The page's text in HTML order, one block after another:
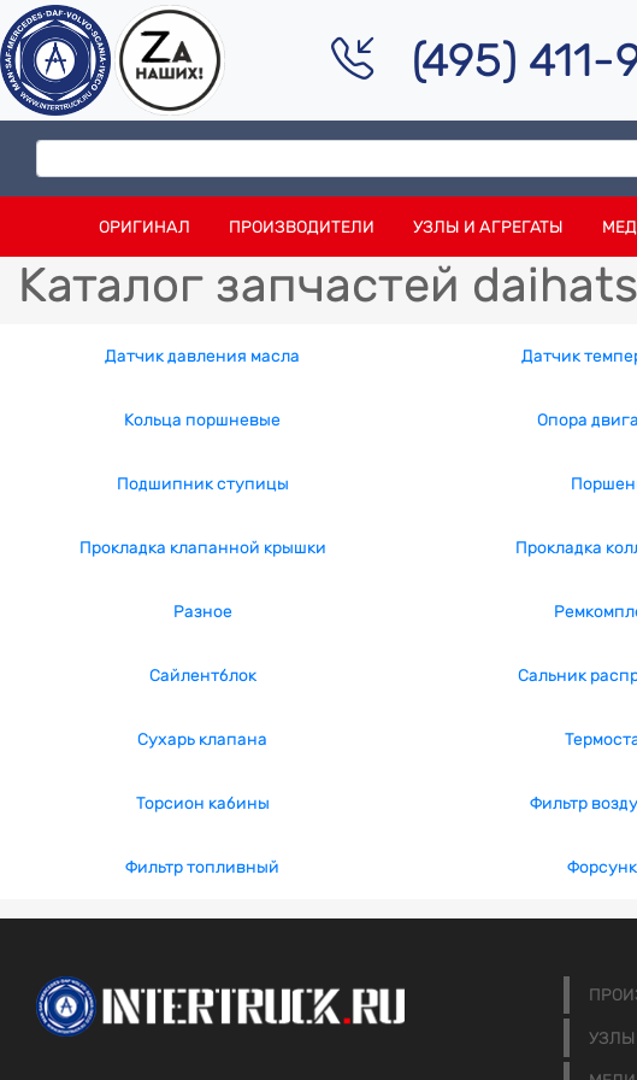
(495)
ОРИГИНАЛ ПРОИЗВОДИТЕЛИ УЗЛЫ И АГРЕГАТЫ
Каталог запчастей
Датчик давления масла Датчик
Кольца поршневые Опора
Подшипник ступицы
Прокладка клапанной крышки Прокладка
Разное
Сайлентблок Сальник
Сухарь клапана
Торсион кабины Фильтр
Фильтр топливный
УЗЛЫ